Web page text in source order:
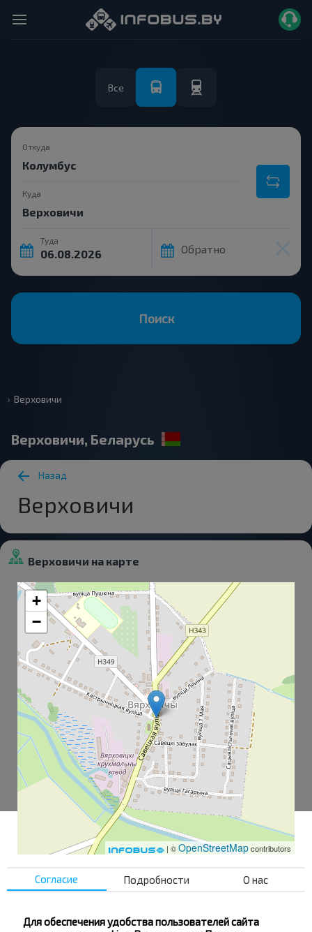
Все
Откуда
Куда
Туда
Обратно
Поиск
Верховичи
Верховичи, Беларусь
Назад
Верховичи
Верховичи на карте
+
−
| ©OpenStreetMapcontributors
Больница
Согласие Подробности О нас
Для обеспечения удобства пользователей сайта